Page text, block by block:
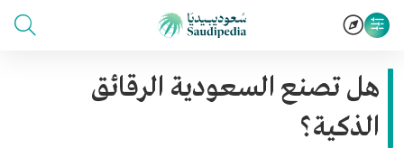
هل تصنع السعودية الرقائق
الذكية؟